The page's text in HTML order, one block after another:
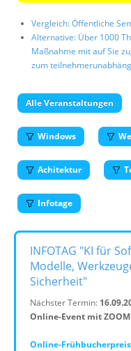
Vergleich: Öffentliche
Alternative: Über 1000
Maßnahme mit auf Sie
zum
Alle Veranstaltungen
Windows
Achitektur
Infotage
INFOTAG "KI für
Modelle,
Sicherheit"
Nächster Termin:
Online-Event mit ZOOM
Online-